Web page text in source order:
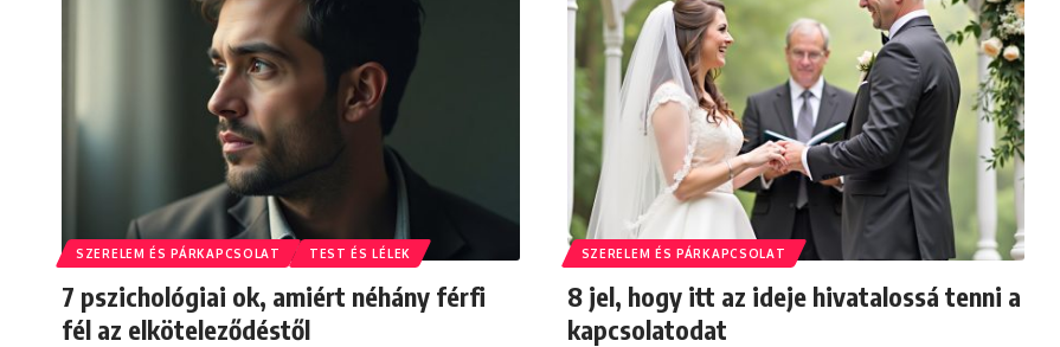
SZERELEM ÉS PÁRKAPCSOLAT TEST ÉS LÉLEK
7 pszichológiai ok, amiért néhány férfi
fél az elköteleződéstől
SZERELEM ÉS PÁRKAPCSOLAT
8 jel, hogy itt az ideje hivatalossá tenni a
kapcsolatodat